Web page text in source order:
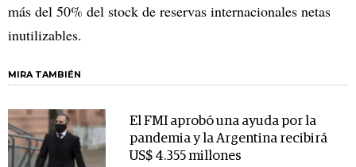
más del 50% del stock de reservas internacionales netas
inutilizables.
MIRA TAMBIÉN
El FMI aprobó una ayuda por la
pandemia y la Argentina recibirá
US$ 4.355 millones